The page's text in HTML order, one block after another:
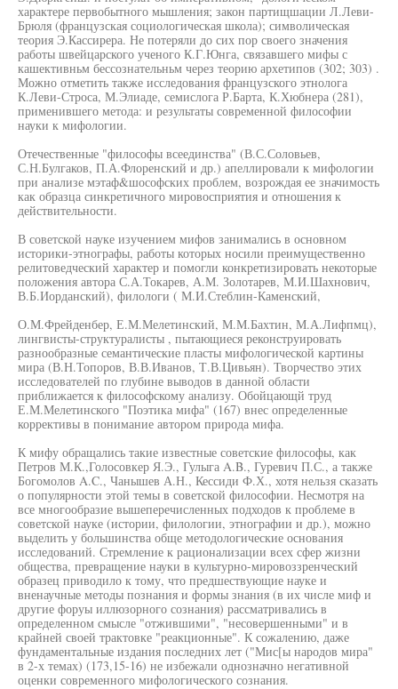
характере первобытного мышления; закон партищшации Л.Леви-
Брюля (французская социологическая школа); символическая
теория Э.Кассирера. Не потеряли до сих пор своего значения
работы швейцарского ученого К.Г.Юнга, связавшего мифы с
кашективньм бессознательньм через теорию архетипов (302; 303) .
Можно отметить также исследования французского этнолога
К.Леви-Строса, М.Элиаде, семислога Р.Барта, К.Хюбнера (281),
применившего метода: и результаты современной философии
науки к мифологии.
Отечественные "философы всеединства" (В.С.Соловьев,
С.Н.Булгаков, П.А.Флоренский и др.) апеллировали к мифологии
при анализе мэтаф&шософских проблем, возрождая ее значимость
как образца синкретичного мировосприятия и отношения к
действительности.
В советской науке изучением мифов занимались в основном
историки-этнографы, работы которых носили преимущественно
релитоведческий характер и помогли конкретизировать некоторые
положения автора С.А.Токарев, А.М. Золотарев, М.И.Шахнович,
В.Б.Иорданский), филологи ( М.И.Стеблин-Каменский,
О.М.Фрейденбер, Е.М.Мелетинский, М.М.Бахтин, М.А.Лифпмц),
лингвисты-структуралисты , пытающиеся реконструировать
разнообразные семантические пласты мифологической картины
мира (В.Н.Топоров, В.В.Иванов, Т.В.Цивьян). Творчество этих
исследователей по глубине выводов в данной области
приближается к философскому анализу. Обойцающй труд
Е.М.Мелетинского "Поэтика мифа" (167) внес определенные
коррективы в понимание автором природа мифа.
К мифу обращались такие известные советские философы, как
Петров М.К.,Голосовкер Я.Э., Гулыга A.B., Гуревич П.С., а также
Богомолов A.C., Чанышев А.Н., Кессиди Ф.Х., хотя нельзя сказать
о популярности этой темы в советской философии. Несмотря на
все многообразие вышеперечисленных подходов к проблеме в
советской науке (истории, филологии, этнографии и др.), можно
выделить у большинства обще методологические основания
исследований. Стремление к рационализации всех сфер жизни
общества, превращение науки в культурно-мировоззренческий
образец приводило к тому, что предшествующие науке и
вненаучные методы познания и формы знания (в их числе миф и
другие форуы иллюзорного сознания) рассматривались в
определенном смысле "отжившими", "несовершенными" и в
крайней своей трактовке "реакционные". К сожалению, даже
фундаментальные издания последних лет ("Мис[ы народов мира"
в 2-х темах) (173,15-16) не избежали однозначно негативной
оценки современного мифологического сознания.